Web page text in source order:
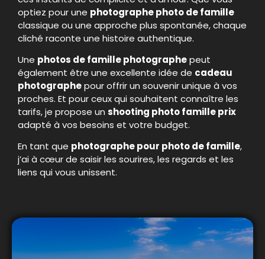
optiez pour une photographe photo de famille
classique ou une approche plus spontanée, chaque
cliché raconte une histoire authentique.
Une photos de famille photographepeut
également être une excellente idée de cadeau
photographepour offrir un souvenir unique à vos
proches. Et pour ceux qui souhaitent connaître les
tarifs, je propose un shooting photo famille prix
adapté à vos besoins et votre budget.
En tant que photographe pour photo de famille,
j’ai à cœur de saisir les sourires, les regards et les
liens qui vous unissent.